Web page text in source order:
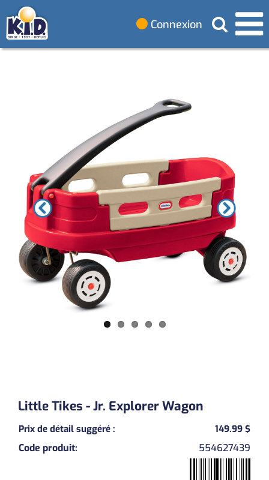
Connexion
Little Tikes - Jr. Explorer Wagon
Prix de détail suggéré : 149.99 $
Code produit: 554627439